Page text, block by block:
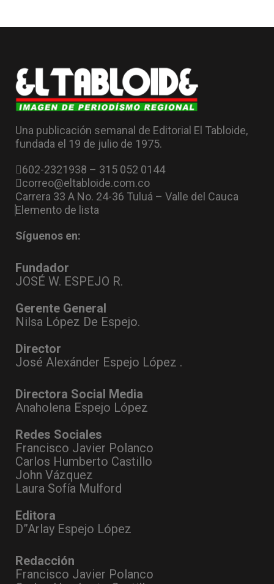
Una publicación semanal de Editorial El Tabloide,
fundada el 19 de julio de 1975.
602-2321938 – 315 052 0144
correo@eltabloide.com.co
Carrera 33 A No. 24-36 Tuluá – Valle del Cauca
Elemento de lista
Síguenos en:
Fundador
JOSÉ W. ESPEJO R.
Gerente General
Nilsa López De Espejo.
Director
José Alexánder Espejo López .
Directora Social Media
Anaholena Espejo López
Redes Sociales
Francisco Javier Polanco
Carlos Humberto Castillo
John Vázquez
Laura Sofía Mulford
Editora
D”Arlay Espejo López
Redacción
Francisco Javier Polanco